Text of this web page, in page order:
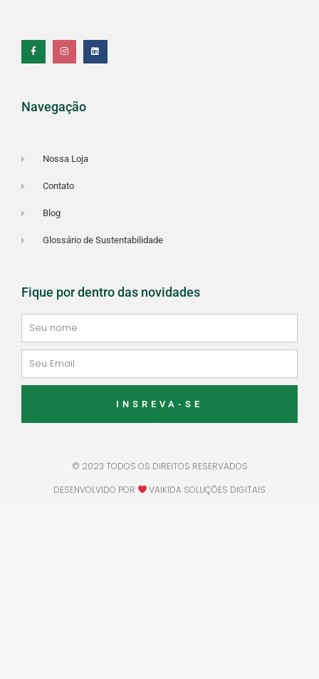
c
e
b
o
s
t
a
g
n
k
e
d
Navegação
Nossa Loja
Contato
Blog
Glossário de Sustentabilidade
Fique por dentro das novidades
Seu
nome
Email
INSREVA-SE
© 2023 TODOS OS DIREITOS RESERVADOS
DESENVOLVIDO POR
VAIKIDA SOLUÇÕES DIGITAIS